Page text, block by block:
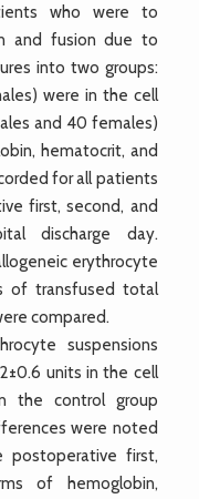
who were to
and fusion due to
into two groups:
were in the cell
and 40 females)
hematocrit, and
for all patients
first, second, and
discharge day.
erythrocyte
of transfused total
compared.
suspensions
units in the cell
the control group
were noted
first,
of hemoglobin,